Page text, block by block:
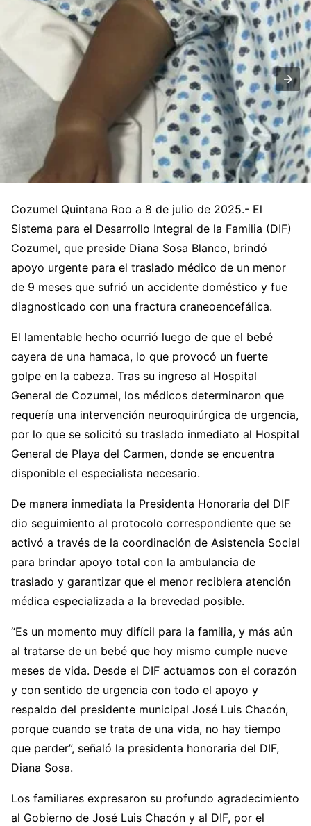
Cozumel Quintana Roo a 8 de julio de 2025.- El
Sistema para el Desarrollo Integral de la Familia (DIF)
Cozumel, que preside Diana Sosa Blanco, brindó
apoyo urgente para el traslado médico de un menor
de 9 meses que sufrió un accidente doméstico y fue
diagnosticado con una fractura craneoencefálica.
El lamentable hecho ocurrió luego de que el bebé
cayera de una hamaca, lo que provocó un fuerte
golpe en la cabeza. Tras su ingreso al Hospital
General de Cozumel, los médicos determinaron que
requería una intervención neuroquirúrgica de urgencia,
por lo que se solicitó su traslado inmediato al Hospital
General de Playa del Carmen, donde se encuentra
disponible el especialista necesario.
De manera inmediata la Presidenta Honoraria del DIF
dio seguimiento al protocolo correspondiente que se
activó a través de la coordinación de Asistencia Social
para brindar apoyo total con la ambulancia de
traslado y garantizar que el menor recibiera atención
médica especializada a la brevedad posible.
“Es un momento muy difícil para la familia, y más aún
al tratarse de un bebé que hoy mismo cumple nueve
meses de vida. Desde el DIF actuamos con el corazón
y con sentido de urgencia con todo el apoyo y
respaldo del presidente municipal José Luis Chacón,
porque cuando se trata de una vida, no hay tiempo
que perder”, señaló la presidenta honoraria del DIF,
Diana Sosa.
Los familiares expresaron su profundo agradecimiento
al Gobierno de José Luis Chacón y al DIF, por el